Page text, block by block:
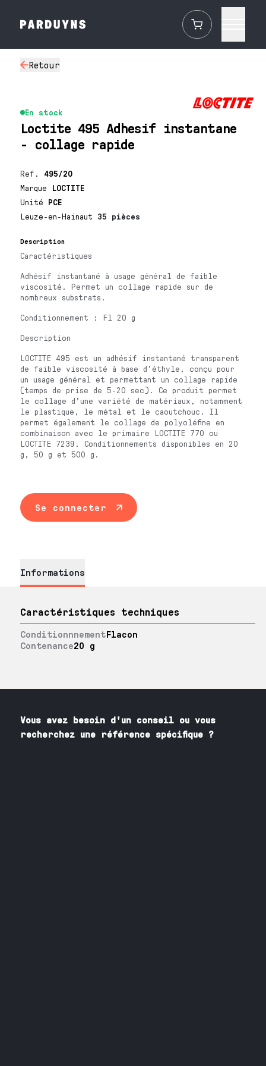
Retour
En stock
Loctite 495 Adhesif instantane
- collage rapide
Ref. 495/20
Marque LOCTITE
Unité PCE
Leuze-en-Hainaut 35 pièces
Description
Caractéristiques
Adhésif instantané à usage général de faible
viscosité. Permet un collage rapide sur de
nombreux substrats.
Conditionnement : Fl 20 g
Description
LOCTITE 495 est un adhésif instantané transparent
de faible viscosité à base d'éthyle, conçu pour
un usage général et permettant un collage rapide
(temps de prise de 5-20 sec). Ce produit permet
le collage d'une variété de matériaux, notamment
le plastique, le métal et le caoutchouc. Il
permet également le collage de polyoléfine en
combinaison avec le primaire LOCTITE 770 ou
LOCTITE 7239. Conditionnements disponibles en 20
g, 50 g et 500 g.
Se connecter
Informations
Caractéristiques techniques
ConditionnnementFlacon
Contenance20 g
Vous avez besoin d'un conseil ou vous
recherchez une référence spécifique ?